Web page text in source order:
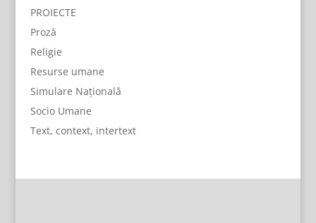
PROIECTE
Proză
Religie
Resurse umane
Simulare Națională
Socio Umane
Text, context, intertext